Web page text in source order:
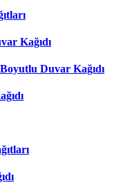
Kağıdı
Duvar Kağıdı